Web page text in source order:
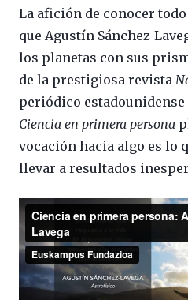
La afición de conocer
que Agustín Sánchez-
los planetas con sus
de la prestigiosa revista
periódico estadounidense
Ciencia en primera persona
vocación hacia algo es lo
llevar a resultados